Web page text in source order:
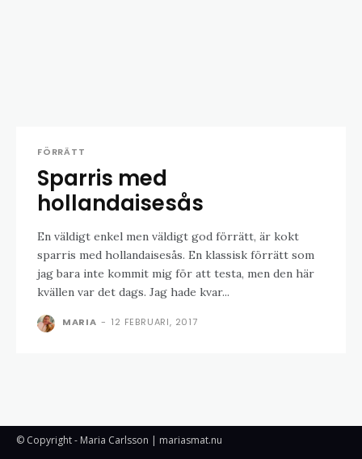
FÖRRÄTT
Sparris med
hollandaisesås
En väldigt enkel men väldigt god förrätt, är kokt
sparris med hollandaisesås. En klassisk förrätt som
jag bara inte kommit mig för att testa, men den här
kvällen var det dags. Jag hade kvar...
MARIA - 12 FEBRUARI, 2017
© Copyright - Maria Carlsson | mariasmat.nu